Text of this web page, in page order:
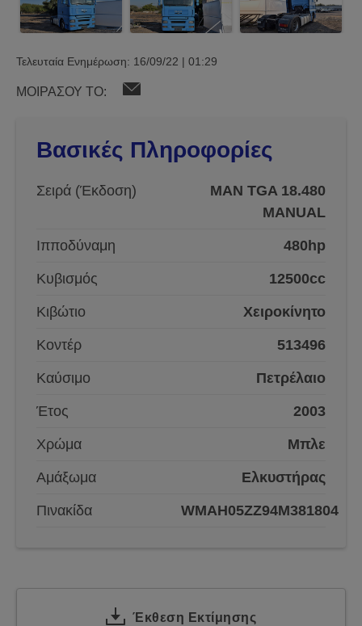
Τελευταία Ενημέρωση: 16/09/22 | 01:29
ΜΟΙΡΑΣΟΥ ΤΟ:
Βασικές Πληροφορίες
Σειρά (Έκδοση)
MAN TGA 18.480
MANUAL
Ιπποδύναμη 480hp
Κυβισμός 12500cc
Κιβώτιο Χειροκίνητο
Κοντέρ 513496
Καύσιμο Πετρέλαιο
Έτος 2003
Χρώμα Μπλε
Αμάξωμα Ελκυστήρας
Πινακίδα WMAH05ZZ94M381804
Έκθεση Εκτίμησης